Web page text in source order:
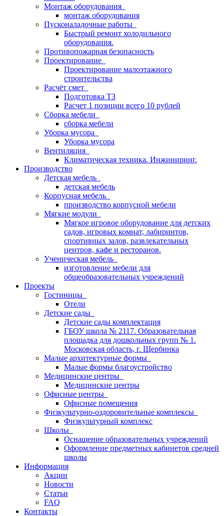
Монтаж оборудования
монтаж оборудования
Пусконаладочные работы
Быстрый ремонт холодильного
оборудования.
Противопожарная безопасность
Проектирование
Проектирование малоэтажного
строительства
Расчёт смет
Подготовка ТЗ
Расчет 1 позиции всего 10 рублей
Сборка мебели
сборка мебели
Уборка мусора
Уборка мусора
Вентиляция
Климатическая техника. Инжиниринг.
Производство
Детская мебель
детская мебель
Корпусная мебель
производство корпусной мебели
Мягкие модули
Мягкое игровое оборудование для детских
садов, игровых комнат, лабиринтов,
спортивных залов, развлекательных
центров, кафе и ресторанов.
Ученическая мебель
изготовление мебели для
общеобразовательных учреждений
Проекты
Гостиницы
Отели
Детские сады
Детские сады комплектация
ГБОУ школа № 2117. Образовательная
площадка для дошкольных групп № 1.
Московская область, г. Щербинка
Малые архитектурные формы
Малые формы благоустройство
Медицинские центры
Медицинские центры
Офисные центры
Офисные помещения
Физкультурно-оздоровительные комплексы
Физкультурный комплекс
Школы
Оснащение образовательных учреждений
Оформление предметных кабинетов средней
школы
Информация
Акции
Новости
Статьи
FAQ
Контакты